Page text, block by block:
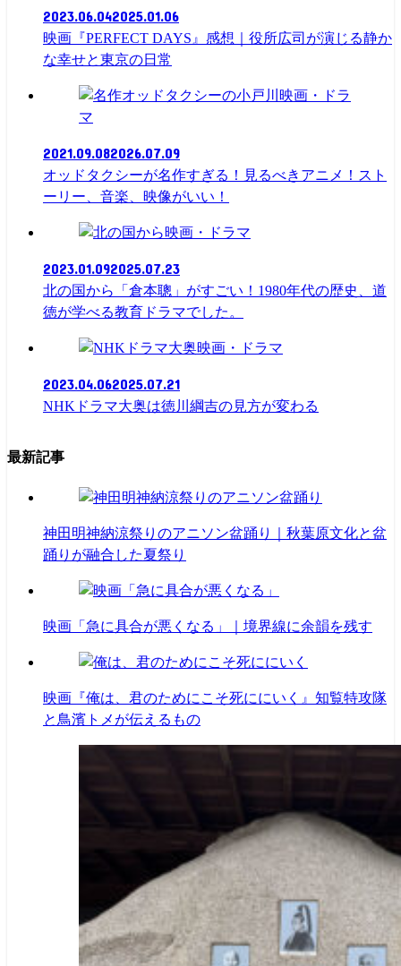
2023.06.042025.01.06
映画『PERFECT DAYS』感想｜役所広司が演じる静か
な幸せと東京の日常
映画・ドラ
マ
2021.09.082026.07.09
オッドタクシーが名作すぎる！見るべきアニメ！スト
ーリー、音楽、映像がいい！
映画・ドラマ
2023.01.092025.07.23
北の国から「倉本聰」がすごい！1980年代の歴史、道
徳が学べる教育ドラマでした。
映画・ドラマ
2023.04.062025.07.21
NHKドラマ大奥は徳川綱吉の見方が変わる
最新記事
神田明神納涼祭りのアニソン盆踊り｜秋葉原文化と盆
踊りが融合した夏祭り
映画「急に具合が悪くなる」｜境界線に余韻を残す
映画『俺は、君のためにこそ死ににいく』知覧特攻隊
と鳥濱トメが伝えるもの